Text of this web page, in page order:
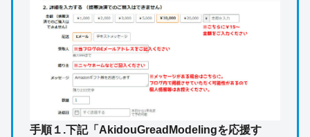
手順１.下記「AkidouGreadModelingを応援す